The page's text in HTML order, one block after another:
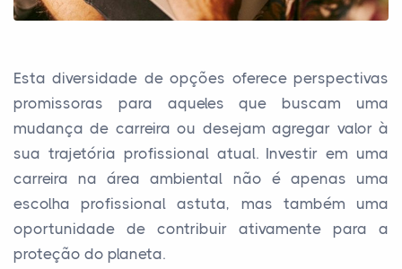
Esta diversidade de opções oferece perspectivas
promissoras para aqueles que buscam uma
mudança de carreira ou desejam agregar valor à
sua trajetória profissional atual. Investir em uma
carreira na área ambiental não é apenas uma
escolha profissional astuta, mas também uma
oportunidade de contribuir ativamente para a
proteção do planeta.